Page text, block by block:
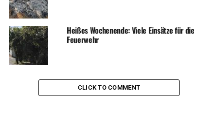
Heißes Wochenende: Viele Einsätze für die
Feuerwehr
CLICK TO COMMENT